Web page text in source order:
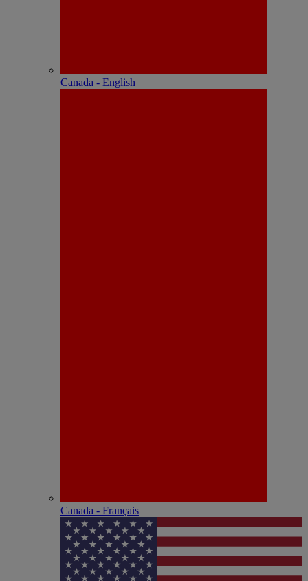
Canada - English
Canada - Français